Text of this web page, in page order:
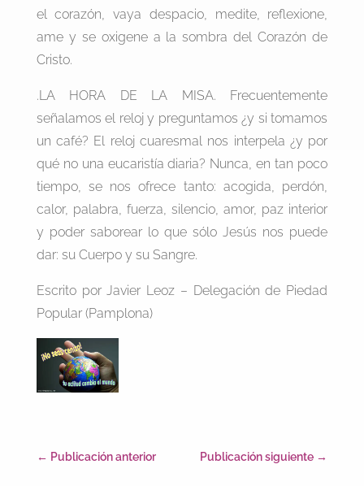
el corazón, vaya despacio, medite, reflexione,
ame y se oxigene a la sombra del Corazón de
Cristo.
.LA HORA DE LA MISA. Frecuentemente
señalamos el reloj y preguntamos ¿y si tomamos
un café? El reloj cuaresmal nos interpela ¿y por
qué no una eucaristía diaria? Nunca, en tan poco
tiempo, se nos ofrece tanto: acogida, perdón,
calor, palabra, fuerza, silencio, amor, paz interior
y poder saborear lo que sólo Jesús nos puede
dar: su Cuerpo y su Sangre.
Escrito por Javier Leoz – Delegación de Piedad
Popular (Pamplona)
← Publicación anterior Publicación siguiente →